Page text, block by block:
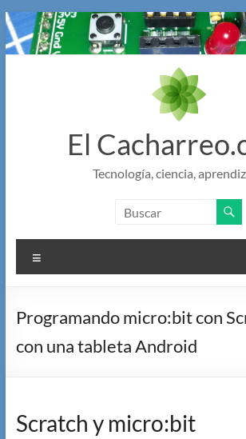
Saltar
al
contenido
El
Tecnología, ciencia,
Programando micro:bit con
con una tableta Android
Scratch y micro:bit